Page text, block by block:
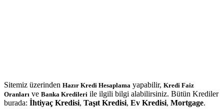
Sitemiz üzerinden Hazır Kredi Hesaplama yapabilir, Kredi Faiz
Oranları ve Banka Kredileri ile ilgili bilgi alabilirsiniz. Bütün Krediler
burada: İhtiyaç Kredisi, Taşıt Kredisi, Ev Kredisi, Mortgage.